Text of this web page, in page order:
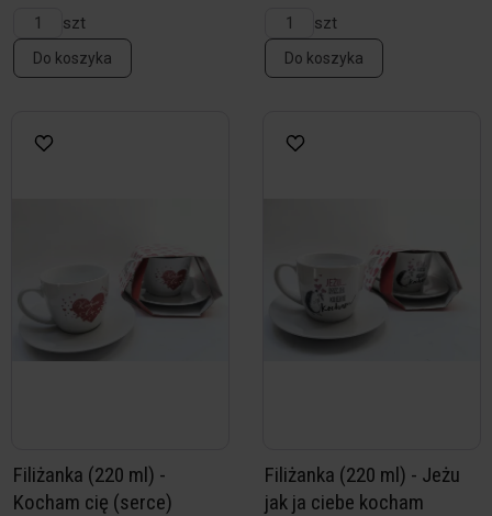
szt
Do koszyka
szt
Do koszyka
Filiżanka (220 ml) -
Kocham cię (serce)
Filiżanka (220 ml) - Jeżu
jak ja ciebe kocham